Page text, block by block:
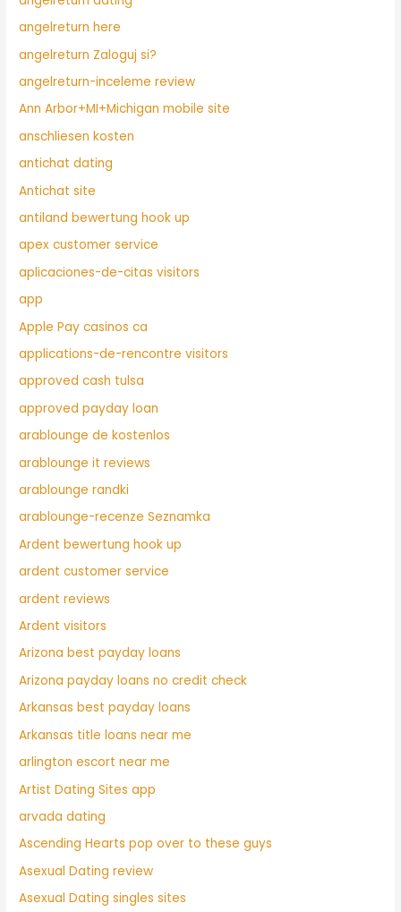
angelreturn here
angelreturn Zaloguj si?
angelreturn-inceleme review
Ann Arbor+MI+Michigan mobile site
anschliesen kosten
antichat dating
Antichat site
antiland bewertung hook up
apex customer service
aplicaciones-de-citas visitors
app
Apple Pay casinos ca
applications-de-rencontre visitors
approved cash tulsa
approved payday loan
arablounge de kostenlos
arablounge it reviews
arablounge randki
arablounge-recenze Seznamka
Ardent bewertung hook up
ardent customer service
ardent reviews
Ardent visitors
Arizona best payday loans
Arizona payday loans no credit check
Arkansas best payday loans
Arkansas title loans near me
arlington escort near me
Artist Dating Sites app
arvada dating
Ascending Hearts pop over to these guys
Asexual Dating review
Asexual Dating singles sites